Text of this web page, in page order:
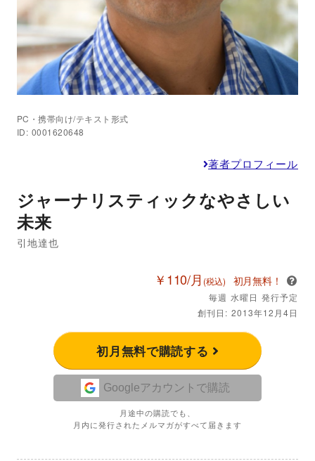
PC・携帯向け/テキスト形式
ID: 0001620648
著者プロフィール
ジャーナリスティックなやさしい
未来
引地達也
￥110/月 (税込) 初月無料！
毎週 水曜日 発行予定
創刊日: 2013年12月4日
初月無料で購読する
Googleアカウントで購読
月途中の購読でも、
月内に発行されたメルマガがすべて届きます